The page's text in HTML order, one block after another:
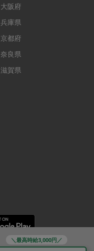
＼最高時給3,000円／
大阪府
兵庫県
京都府
奈良県
滋賀県